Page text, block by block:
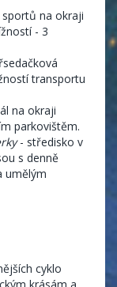
na okraji
- 3
transportu
na okraji
parkovištěm.
- středisko v
s denně
umělým
cyklo